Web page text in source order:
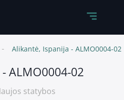
Alikantė, Ispanija - ALMO0004-02
ALMO0004-02
statybos